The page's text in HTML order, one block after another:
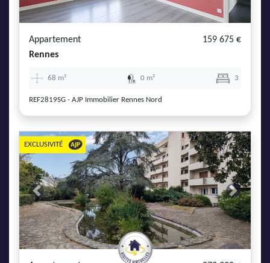
Appartement
159 675 €
Rennes
68 m² 0 m² 3
REF2819SG - AJP Immobilier Rennes Nord
Previous Next
EXCLUSIVITÉ